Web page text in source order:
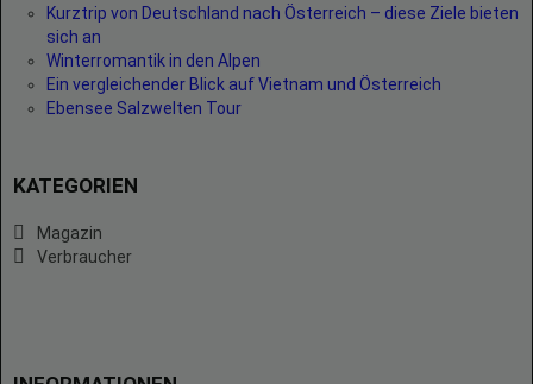
Kurztrip von Deutschland nach Österreich – diese Ziele bieten
sich an
Winterromantik in den Alpen
Ein vergleichender Blick auf Vietnam und Österreich
Ebensee Salzwelten Tour
KATEGORIEN
Magazin
Verbraucher